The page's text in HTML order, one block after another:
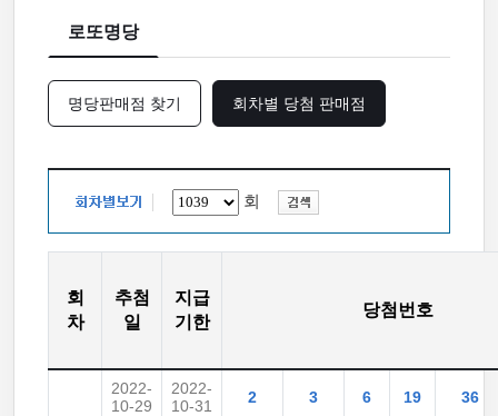
로또명당
명당판매점 찾기 회차별 당첨 판매점
회
회
차
추첨
일
지급
기한
당첨번호
2022-
10-29
2022-
10-31
2 3 6 19 36